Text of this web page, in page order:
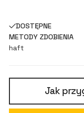
DOSTĘPNE
METODY ZDOBIENIA
haft
Jak